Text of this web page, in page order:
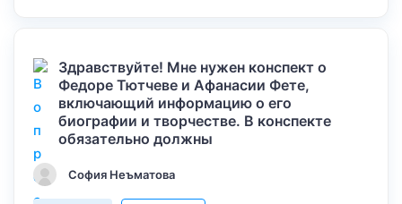
Здравствуйте! Мне нужен конспект о
Федоре Тютчеве и Афанасии Фете,
включающий информацию о его
биографии и творчестве. В конспекте
обязательно должны
София Неъматова